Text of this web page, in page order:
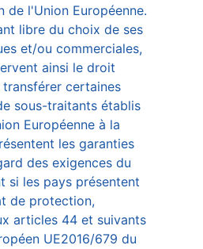
de l'Union Européenne.
libre du choix de ses
et/ou commerciales,
ainsi le droit
certaines
sous-traitants établis
Européenne à la
les garanties
des exigences du
si les pays présentent
de protection,
articles 44 et suivants
UE2016/679 du